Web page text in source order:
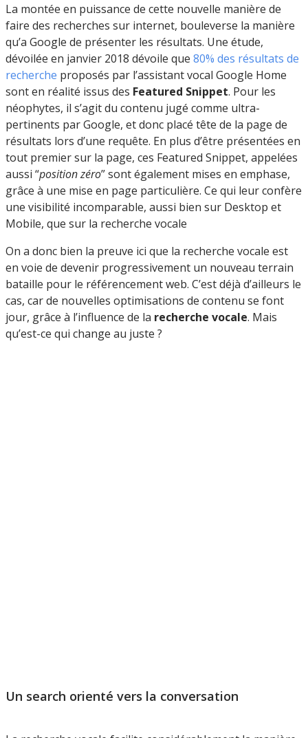
La montée en puissance de cette nouvelle manière de
faire des recherches sur internet, bouleverse la manière
qu’a Google de présenter les résultats. Une étude,
dévoilée en janvier 2018 dévoile que 80% des résultats de
recherche proposés par l’assistant vocal Google Home
sont en réalité issus des Featured Snippet. Pour les
néophytes, il s’agit du contenu jugé comme ultra-
pertinents par Google, et donc placé tête de la page de
résultats lors d’une requête. En plus d’être présentées en
tout premier sur la page, ces Featured Snippet, appelées
aussi “position zéro” sont également mises en emphase,
grâce à une mise en page particulière. Ce qui leur confère
une visibilité incomparable, aussi bien sur Desktop et
Mobile, que sur la recherche vocale
On a donc bien la preuve ici que la recherche vocale est
en voie de devenir progressivement un nouveau terrain
bataille pour le référencement web. C’est déjà d’ailleurs le
cas, car de nouvelles optimisations de contenu se font
jour, grâce à l’influence de la recherche vocale. Mais
qu’est-ce qui change au juste ?
Un search orienté vers la conversation